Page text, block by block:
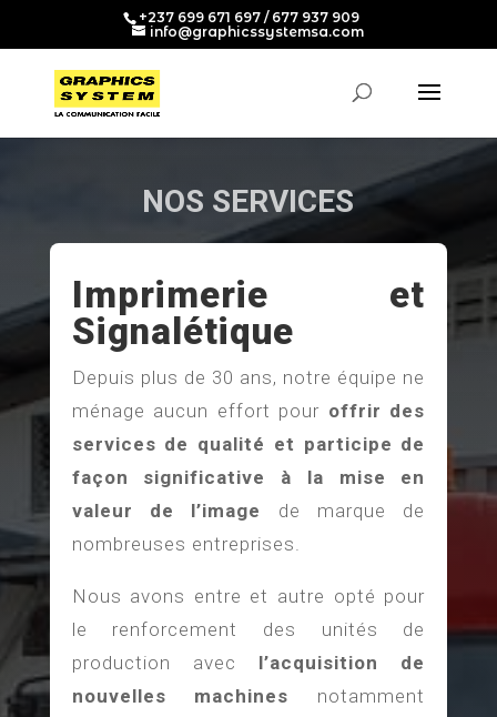
+237 699 671 697 / 677 937 909
info@graphicssystemsa.com
NOS SERVICES
Imprimerie et
Signalétique
Depuis plus de 30 ans, notre équipe ne
ménage aucun effort pour offrir des
services de qualité et participe de
façon significative à la mise en
valeur de l’image
de marque de
nombreuses entreprises.
Nous avons entre et autre opté pour
le renforcement des unités de
production avec l’acquisition de
nouvelles machines notamment